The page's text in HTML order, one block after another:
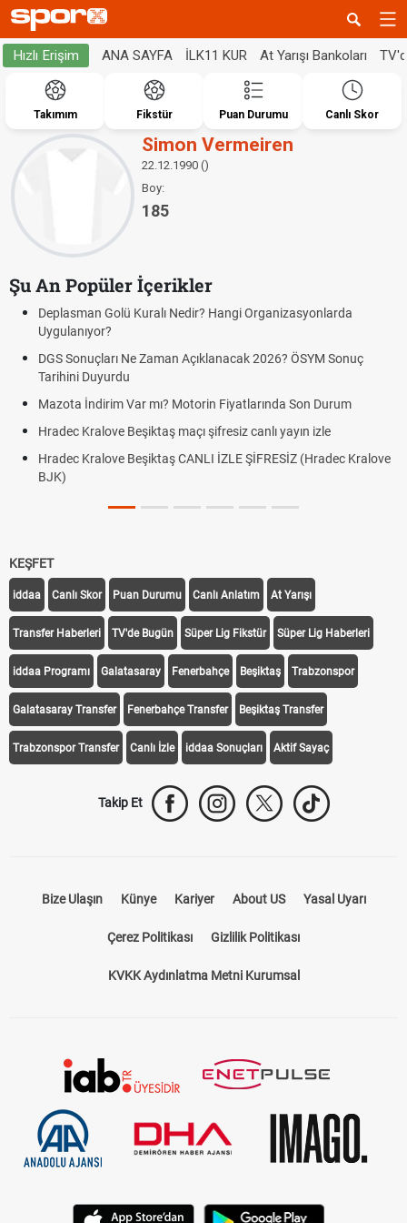
Hızlı Erişim ANA SAYFA İLK11 KUR At Yarışı Bankoları
Takımım Fikstür Puan Durumu Canlı Skor
Simon Vermeiren
22.12.1990 ()
Boy:
185
Şu An Popüler İçerikler
Deplasman Golü Kuralı Nedir? Hangi Organizasyonlarda
Uygulanıyor?
DGS Sonuçları Ne Zaman Açıklanacak 2026? ÖSYM Sonuç
Tarihini Duyurdu
Mazota İndirim Var mı? Motorin Fiyatlarında Son Durum
Hradec Kralove Beşiktaş maçı şifresiz canlı yayın izle
Hradec Kralove Beşiktaş CANLI İZLE ŞİFRESİZ (Hradec Kralove
BJK)
KEŞFET
iddaa Canlı Skor Puan Durumu Canlı Anlatım At Yarışı
Transfer Haberleri TV'de Bugün Süper Lig Fikstür Süper Lig Haberleri
iddaa Programı Galatasaray Fenerbahçe Beşiktaş Trabzonspor
Galatasaray Transfer Fenerbahçe Transfer Beşiktaş Transfer
Trabzonspor Transfer Canlı İzle iddaa Sonuçları Aktif Sayaç
Takip Et
Bize Ulaşın Künye Kariyer About US Yasal Uyarı
Çerez Politikası Gizlilik Politikası
KVKK Aydınlatma Metni Kurumsal